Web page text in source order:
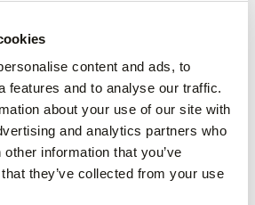
content and ads, to
features and to analyse our traffic.
about your use of our site with
and analytics partners who
information that you’ve
they’ve collected from your use
и в магазина